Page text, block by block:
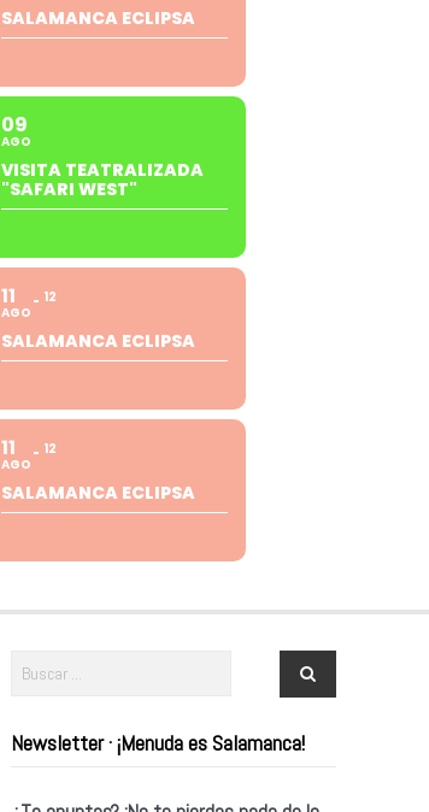
SALAMANCA ECLIPSA
09
AGO
VISITA TEATRALIZADA
"SAFARI WEST"
11
AGO
12
SALAMANCA ECLIPSA
11
AGO
12
SALAMANCA ECLIPSA
Newsletter · ¡Menuda es Salamanca!